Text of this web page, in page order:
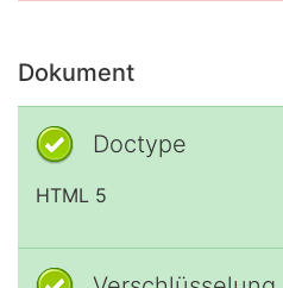
Dokument
Doctype
HTML 5